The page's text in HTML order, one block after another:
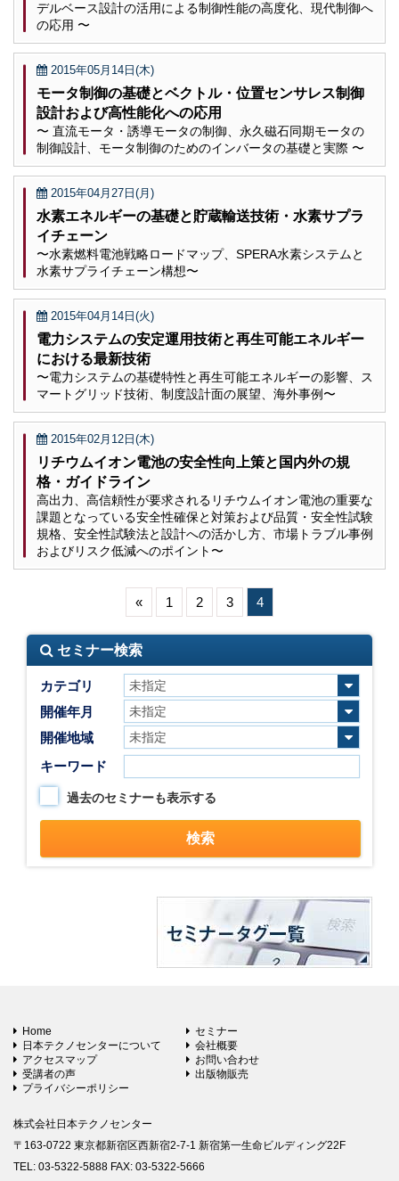
デルベース設計の活用による制御性能の高度化、現代制御へ
の応用 〜
2015年05月14日(木)
モータ制御の基礎とベクトル・位置センサレス制御
設計および高性能化への応用
〜 直流モータ・誘導モータの制御、永久磁石同期モータの
制御設計、モータ制御のためのインバータの基礎と実際 〜
2015年04月27日(月)
水素エネルギーの基礎と貯蔵輸送技術・水素サプラ
イチェーン
〜水素燃料電池戦略ロードマップ、SPERA水素システムと
水素サプライチェーン構想〜
2015年04月14日(火)
電力システムの安定運用技術と再生可能エネルギー
における最新技術
〜電力システムの基礎特性と再生可能エネルギーの影響、ス
マートグリッド技術、制度設計面の展望、海外事例〜
2015年02月12日(木)
リチウムイオン電池の安全性向上策と国内外の規
格・ガイドライン
高出力、高信頼性が要求されるリチウムイオン電池の重要な
課題となっている安全性確保と対策および品質・安全性試験
規格、安全性試験法と設計への活かし方、市場トラブル事例
およびリスク低減へのポイント〜
« 1 2 3 4
セミナー検索
カテゴリ
開催年月
開催地域
キーワード
過去のセミナーも表示する
Home
セミナー
日本テクノセンターについて
会社概要
アクセスマップ
お問い合わせ
受講者の声
出版物販売
プライバシーポリシー
株式会社日本テクノセンター
〒163-0722 東京都新宿区西新宿2-7-1 新宿第一生命ビルディング22F
TEL: 03-5322-5888 FAX: 03-5322-5666